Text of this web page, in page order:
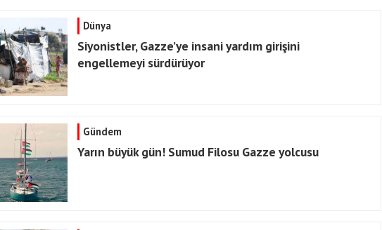
Dünya
Siyonistler, Gazze’ye insani yardım girişini
engellemeyi sürdürüyor
Gündem
Yarın büyük gün! Sumud Filosu Gazze yolcusu